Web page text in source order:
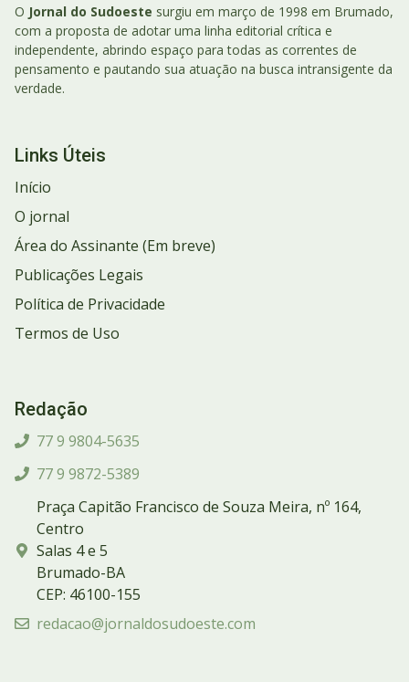
O Jornal do Sudoeste surgiu em março de 1998 em Brumado,
com a proposta de adotar uma linha editorial crítica e
independente, abrindo espaço para todas as correntes de
pensamento e pautando sua atuação na busca intransigente da
verdade.
Links Úteis
Início
O jornal
Área do Assinante (Em breve)
Publicações Legais
Política de Privacidade
Termos de Uso
Redação
77 9 9804-5635
77 9 9872-5389
Praça Capitão Francisco de Souza Meira, nº 164,
Centro
Salas 4 e 5
Brumado-BA
CEP: 46100-155
redacao@jornaldosudoeste.com